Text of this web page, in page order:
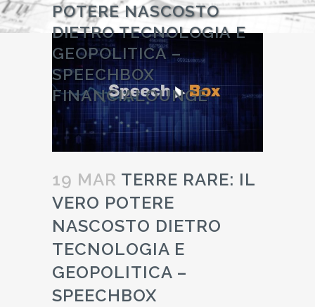
POTERE NASCOSTO
DIETRO TECNOLOGIA E
GEOPOLITICA –
SPEECHBOX
FINANCIALOUNGE
19 MAR TERRE RARE: IL
VERO POTERE
NASCOSTO DIETRO
TECNOLOGIA E
GEOPOLITICA –
SPEECHBOX